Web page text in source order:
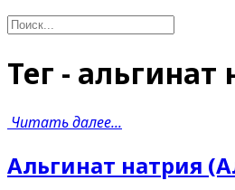
Тег - альгинат
Читать далее...
Альгинат натрия